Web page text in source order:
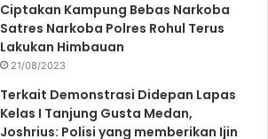
Ciptakan Kampung Bebas Narkoba
Satres Narkoba Polres Rohul Terus
Lakukan Himbauan
21/08/2023
Terkait Demonstrasi Didepan Lapas
Kelas I Tanjung Gusta Medan,
Joshrius: Polisi yang memberikan Ijin